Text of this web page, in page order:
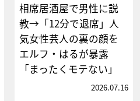
相席居酒屋で男性に説
教→「12分で退席」人
気女性芸人の裏の顔を
エルフ・はるが暴露
「まったくモテない」
2026.07.16